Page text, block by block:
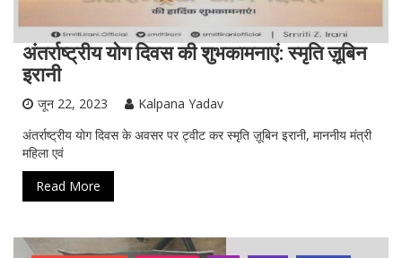
अंतर्राष्ट्रीय योग दिवस की शुभकामनाएं: स्‍मृति ज़ूबिन
इरानी
जून 22, 2023
Kalpana Yadav
अंतर्राष्ट्रीय योग दिवस के अवसर पर ट्वीट कर स्‍मृति ज़ूबिन इरानी, माननीय मंत्री
महिला एवं
Read More